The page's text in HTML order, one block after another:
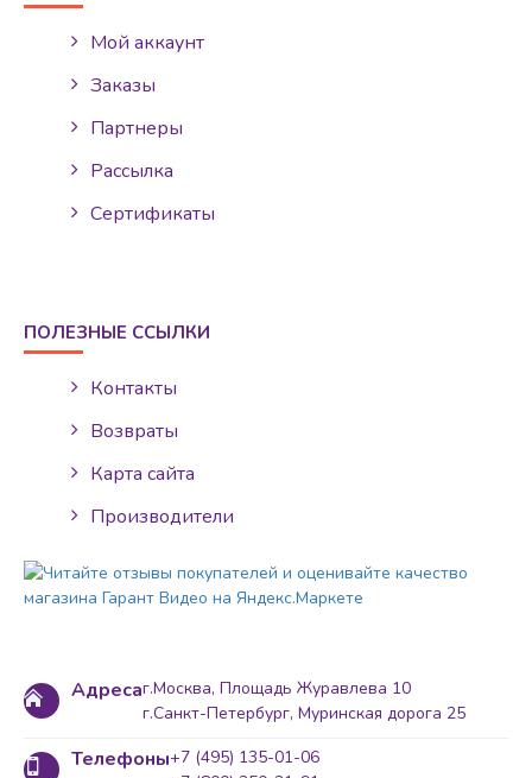
Мой аккаунт
Заказы
Партнеры
Рассылка
Сертификаты
ПОЛЕЗНЫЕ ССЫЛКИ
Контакты
Возвраты
Карта сайта
Производители
Адресаг.Москва, Площадь Журавлева 10
г.Санкт-Петербург, Муринская дорога 25
Телефоны+7 (495) 135-01-06